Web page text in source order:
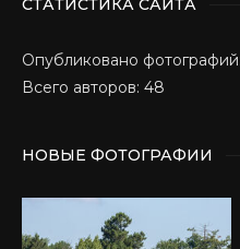
СТАТИСТИКА САЙТА
Опубликовано фотографий:
Всего авторов: 48
НОВЫЕ ФОТОГРАФИИ